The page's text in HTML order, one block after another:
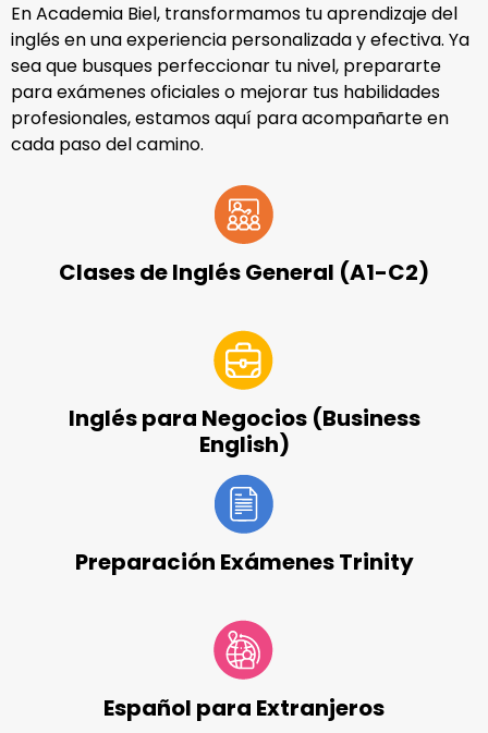
En Academia Biel, transformamos tu aprendizaje del
inglés en una experiencia personalizada y efectiva. Ya
sea que busques perfeccionar tu nivel, prepararte
para exámenes oficiales o mejorar tus habilidades
profesionales, estamos aquí para acompañarte en
cada paso del camino.
Clases de Inglés General (A1-C2)
Inglés para Negocios (Business
English)
Preparación Exámenes Trinity
Español para Extranjeros